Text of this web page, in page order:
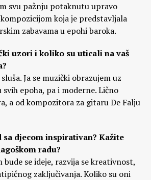
svu pažnju potaknutu upravo
koja je predstavljala
zabavama u epohi baroka.
uzori i koliko su uticali na vaš
Ja se muzički obrazujem uz
epoha, pa i moderne. Lično
a od kompozitora za gitaru De Falju
djecom inspirativan? Kažite
radu?
bude se ideje, razvija se kreativnost,
zaključivanja. Koliko su oni